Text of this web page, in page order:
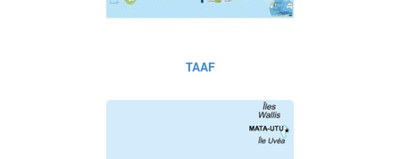
TAAF